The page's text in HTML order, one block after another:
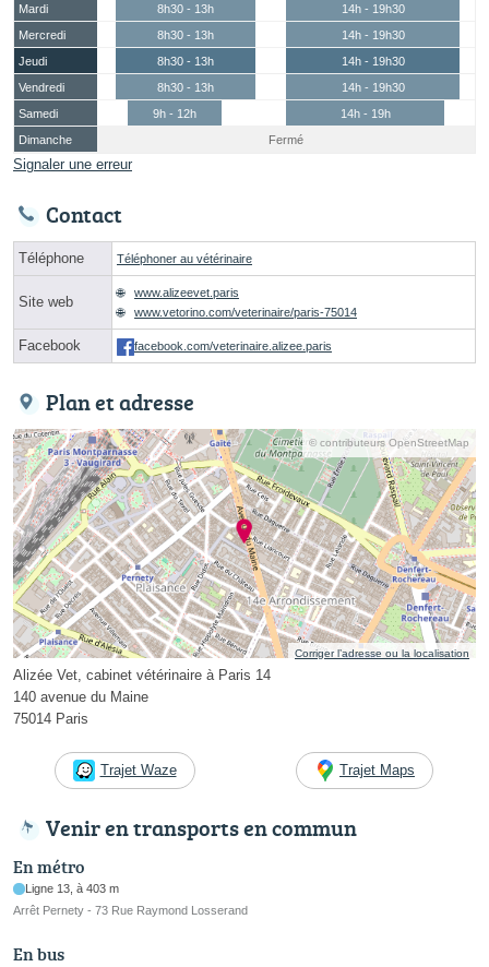
Mardi
8h30 - 13h
14h - 19h30
Mercredi
8h30 - 13h
14h - 19h30
Jeudi
8h30 - 13h
14h - 19h30
Vendredi
8h30 - 13h
14h - 19h30
Samedi
9h - 12h
14h - 19h
Dimanche
Fermé
Signaler une erreur
Contact
Téléphone Téléphoner au vétérinaire
Site web
www.alizeevet.paris
www.vetorino.com/veterinaire/paris-75014
Facebook facebook.com/veterinaire.alizee.paris
Plan et adresse
© contributeurs OpenStreetMap
Corriger l’adresse ou la localisation
Alizée Vet, cabinet vétérinaire à Paris 14
140 avenue du Maine
75014 Paris
Trajet Waze Trajet Maps
Venir en transports en commun
En métro
Ligne 13, à 403 m
Arrêt Pernety - 73 Rue Raymond Losserand
En bus